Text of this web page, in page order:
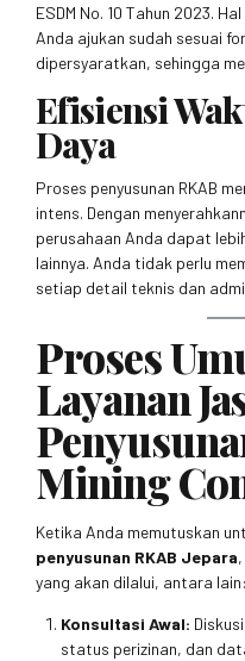
ESDM No. 10 Tahun 2023.
Anda ajukan sudah sesuai
dipersyaratkan, sehingga
Efisiensi
Daya
Proses penyusunan RKAB
intens. Dengan
perusahaan Anda dapat
lainnya. Anda tidak perlu
setiap detail teknis dan
Proses
Layanan
Mining
Ketika Anda memutuskan
penyusunan RKAB Jepara
yang akan dilalui, antara lain:
Konsultasi Awal:
status perizinan, dan